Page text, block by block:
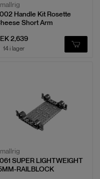
Handle Kit Rosette
Short Arm
2,639
14 i lager
SUPER LIGHTWEIGHT
RAILBLOCK